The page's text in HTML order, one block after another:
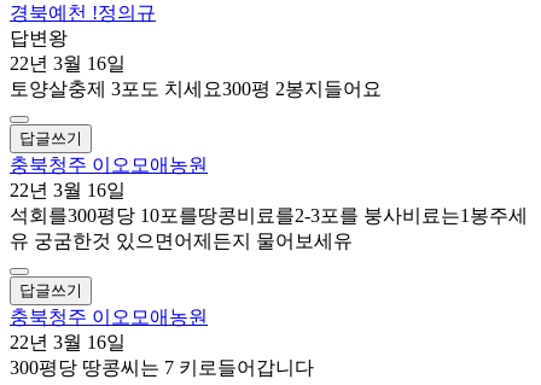
경북예천 !정의규
답변왕
22년 3월 16일
토양살충제 3포도 치세요300평 2봉지들어요
답글쓰기
충북청주 이오모애농원
22년 3월 16일
석회를300평당 10포를땅콩비료를2-3포를 붕사비료는1봉주세
유 궁굼한것 있으면어제든지 물어보세유
답글쓰기
충북청주 이오모애농원
22년 3월 16일
300평당 땅콩씨는 7 키로들어갑니다